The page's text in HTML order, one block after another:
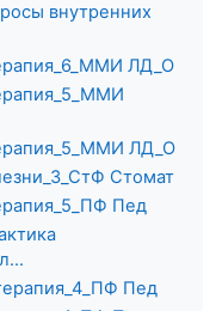
внутренних
ЛД_О
ЛД_О
Стомат
Пед
Пед